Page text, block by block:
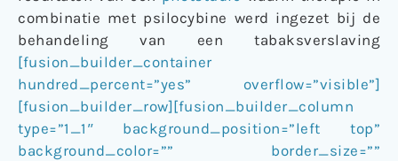
combinatie met psilocybine werd ingezet bij de
behandeling van een tabaksverslaving
[fusion_builder_container
hundred_percent=”yes” overflow=”visible”]
[fusion_builder_row][fusion_builder_column
type=”1_1″ background_position=”left top”
background_color=”” border_size=””